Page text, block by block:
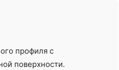
профиля с
поверхности.